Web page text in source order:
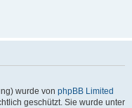
wurde von phpBB Limited
geschützt. Sie wurde unter